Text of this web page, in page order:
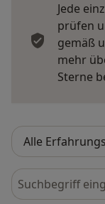
Jede
prüfen
gemäß
mehr
Sterne
Bewertungen